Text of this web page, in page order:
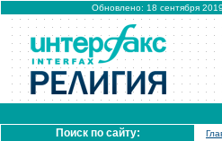
Обновлено: 18 сентября
Поиск по сайту: